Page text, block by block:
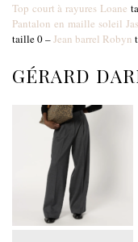
Top court à rayures Loane
Pantalon en maille soleil
taille 0 –Jean barrel Robyn
GÉRARD